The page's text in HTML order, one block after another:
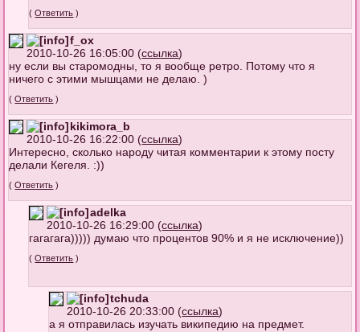
(Ответить )
f_ox
2010-10-26 16:05:00 (ссылка)
ну если вы старомодны, то я вообще ретро. Потому что я
ничего с этими мышцами не делаю. )
(Ответить )
kikimora_b
2010-10-26 16:22:00 (ссылка)
Интересно, сколько народу читая комментарии к этому посту
делали Кегеля. :))
(Ответить )
adelka
2010-10-26 16:29:00 (ссылка)
гагагага))))) думаю что процентов 90% и я не исключение))
(Ответить )
tchuda
2010-10-26 20:33:00 (ссылка)
а я отправилась изучать википедию на предмет.